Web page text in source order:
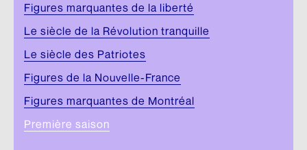
Figures marquantes de la liberté
Le siècle de la Révolution tranquille
Le siècle des Patriotes
Figures de la Nouvelle-France
Figures marquantes de Montréal
Première saison